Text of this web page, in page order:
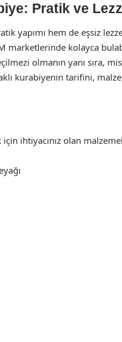
Pratik ve
yapımı hem de eşsiz
marketlerinde kolayca
olmanın yanı sıra,
kurabiyenin tarifini,
ihtiyacınız olan